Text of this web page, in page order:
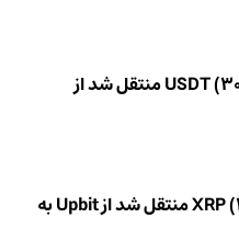
300,000,000 USDT (300,232,678 USD) منتقل شد از
20,000,000 XRP (35,984,459 USD) منتقل شد از Upbit به